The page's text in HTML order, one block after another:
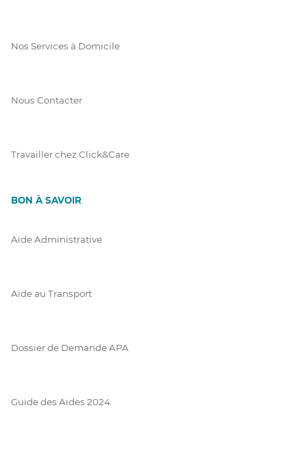
Nos Services à Domicile
Nous Contacter
Travailler chez Click&Care
BON À SAVOIR
Aide Administrative
Aide au Transport
Dossier de Demande APA
Guide des Aides 2024